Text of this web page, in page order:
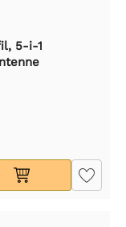
5-i-1